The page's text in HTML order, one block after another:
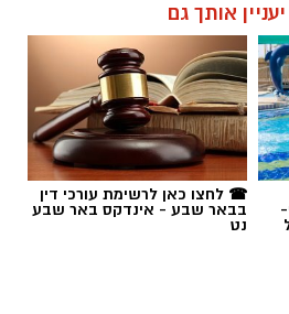
אותך גם
☎ לחצו כאן לרשימת עורכי דין
בבאר שבע - אינדקס באר שבע
נט